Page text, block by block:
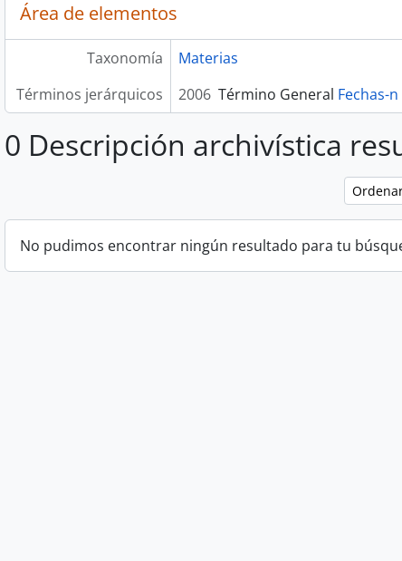
Área de elementos
Taxonomía
Materias
Términos jerárquicos
2006 Término General Fechas-n
0 Descripción archivística
No pudimos encontrar ningún resultado para tu